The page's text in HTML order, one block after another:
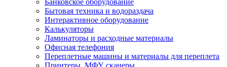
Банковское оборудование
Бытовая техника и водораздача
Интерактивное оборудование
Калькуляторы
Ламинаторы и расходные материалы
Офисная телефония
Переплетные машины и материалы для переплета
Принтеры, МФУ, сканеры